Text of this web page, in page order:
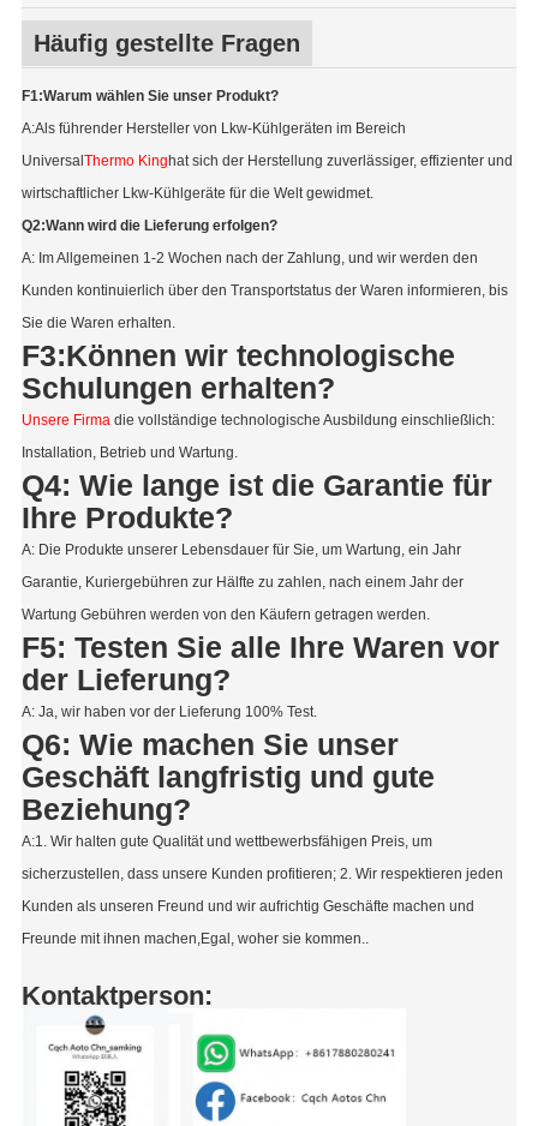
Häufig gestellte Fragen
F1:Warum wählen Sie unser Produkt?
A:Als führender Hersteller von Lkw-Kühlgeräten im Bereich
Universal Thermo King hat sich der Herstellung zuverlässiger, effizienter und
wirtschaftlicher Lkw-Kühlgeräte für die Welt gewidmet.
Q2:Wann wird die Lieferung erfolgen?
A: Im Allgemeinen 1-2 Wochen nach der Zahlung, und wir werden den
Kunden kontinuierlich über den Transportstatus der Waren informieren, bis
Sie die Waren erhalten.
F3:Können wir technologische
Schulungen erhalten?
Unsere Firma die vollständige technologische Ausbildung einschließlich:
Installation, Betrieb und Wartung.
Q4: Wie lange ist die Garantie für
Ihre Produkte?
A: Die Produkte unserer Lebensdauer für Sie, um Wartung, ein Jahr
Garantie, Kuriergebühren zur Hälfte zu zahlen, nach einem Jahr der
Wartung Gebühren werden von den Käufern getragen werden.
F5: Testen Sie alle Ihre Waren vor
der Lieferung?
A: Ja, wir haben vor der Lieferung 100% Test.
Q6: Wie machen Sie unser
Geschäft langfristig und gute
Beziehung?
A:1. Wir halten gute Qualität und wettbewerbsfähigen Preis, um
sicherzustellen, dass unsere Kunden profitieren; 2. Wir respektieren jeden
Kunden als unseren Freund und wir aufrichtig Geschäfte machen und
Freunde mit ihnen machen,Egal, woher sie kommen..
Kontaktperson: